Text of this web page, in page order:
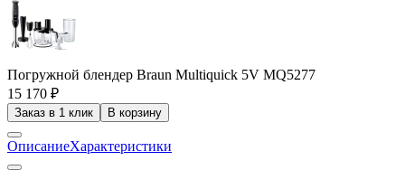
Погружной блендер Braun Multiquick 5V MQ5277
15 170 ₽
Заказ в 1 клик В корзину
ОписаниеХарактеристики